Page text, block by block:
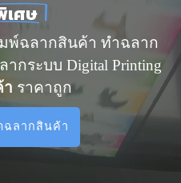
เศษ
พ์ฉลากสินค้า ทำฉลาก
กระบบ Digital Printing
ราคาถูก
ฉลากสินค้า